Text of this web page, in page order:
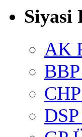
Siyasi
AK